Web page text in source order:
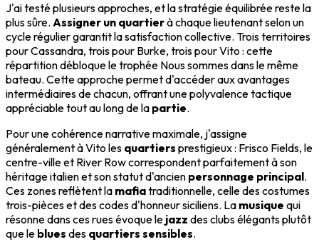
J'ai testé plusieurs approches, et la stratégie équilibrée reste la
plus sûre. Assigner un quartierà chaque lieutenant selon un
cycle régulier garantit la satisfaction collective. Trois territoires
pour Cassandra, trois pour Burke, trois pour Vito : cette
répartition débloque le trophée Nous sommes dans le même
bateau. Cette approche permet d'accéder aux avantages
intermédiaires de chacun, offrant une polyvalence tactique
appréciable tout au long de la partie.
Pour une cohérence narrative maximale, j'assigne
généralement à Vito les quartiers prestigieux : Frisco Fields, le
centre-ville et River Row correspondent parfaitement à son
héritage italien et son statut d'ancien personnage principal.
Ces zones reflètent la mafiatraditionnelle, celle des costumes
trois-pièces et des codes d'honneur siciliens. La musique qui
résonne dans ces rues évoque le jazz des clubs élégants plutôt
que le blues des quartiers sensibles.